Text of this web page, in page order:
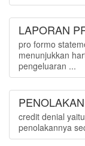
LAPORAN
pro formo
menunjukkan
pengeluaran ...
credit denial
penolakannya